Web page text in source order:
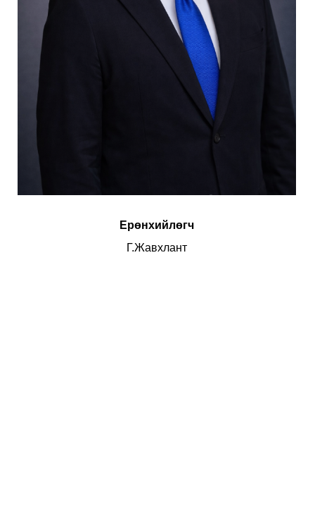
Ерөнхийлөгч
Г.Жавхлант